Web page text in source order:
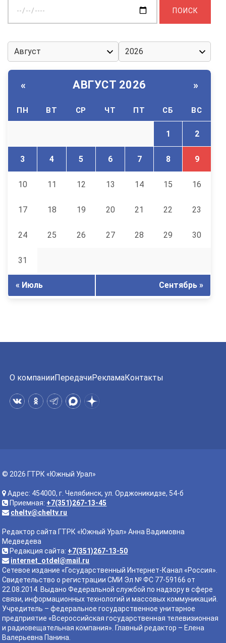
дату:
« АВГУСТ 2026 »
ПН ВТ СР ЧТ ПТ СБ ВС
1 2
3 4 5 6 7 8 9
10 11 12 13 14 15 16
17 18 19 20 21 22 23
24 25 26 27 28 29 30
31
« Июль Сентябрь »
О компанииПередачиРекламаКонтакты
© 2026 ГТРК «Южный Урал»
Адрес: 454000, г. Челябинск, ул. Орджоникидзе, 54-б
Приемная: +7(351)267-13-45
cheltv@cheltv.ru
Редактор сайта ГТРК «Южный Урал» Анна Вадимовна
Медведева
Редакция сайта: +7(351)267-13-50
internet_otdel@mail.ru
Сетевое издание «Государственный Интернет-Канал «Россия».
Свидетельство о регистрации СМИ Эл № ФС 77-59166 от
22.08.2014. Выдано Федеральной службой по надзору в сфере
связи, информационных технологий и массовых коммуникаций.
Учредитель – федеральное государственное унитарное
предприятие «Всероссийская государственная телевизионная
и радиовещательная компания». Главный редактор – Елена
Валерьевна Панина.